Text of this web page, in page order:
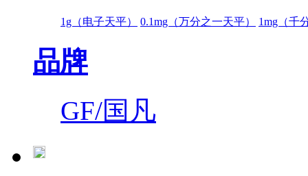
1g（电子天平） 0.1mg（万分之一天平） 1mg（千
品牌
GF/国凡